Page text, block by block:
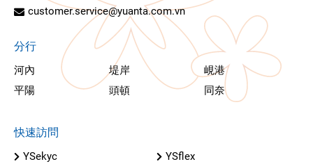
customer.service@yuanta.com.vn
分行
河內 堤岸
峴港
平陽
頭頓 同奈
快速訪問
YSekyc
YSflex